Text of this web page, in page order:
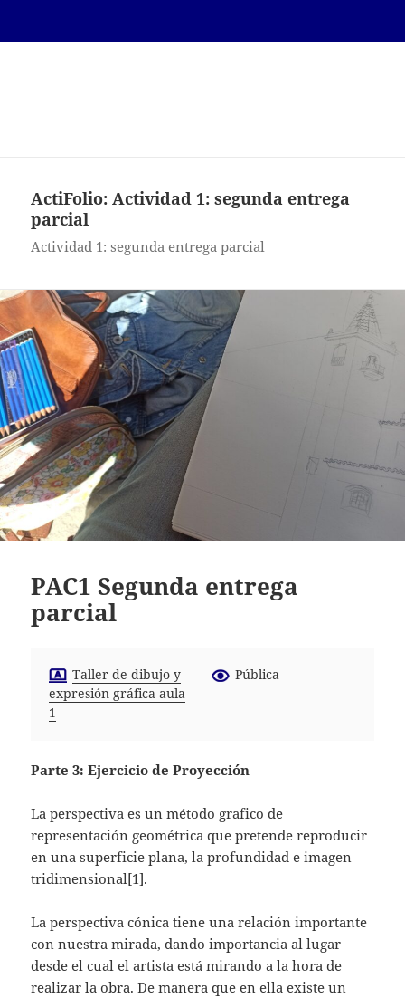
ActiFolio:Actividad 1: segunda entrega
parcial
Actividad 1: segunda entrega parcial
PAC1 Segunda entrega
parcial
Taller de dibujo y
expresión gráfica aula
1
Pública
Parte 3: Ejercicio deProyección
La perspectiva es un método grafico de
representación geométrica que pretende reproducir
en una superficie plana, la profundidad e imagen
tridimensional[1].
La perspectiva cónica tiene una relación importante
con nuestra mirada, dando importancia al lugar
desde el cual el artista está mirando a la hora de
realizar la obra. De manera que en ella existe un